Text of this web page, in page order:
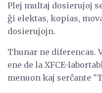
Plej multaj dosierujoj
ĝi elektas, kopias,
dosierujojn.
Thunar ne diferencas.
ene de la XFCE-
menuon kaj serĉante